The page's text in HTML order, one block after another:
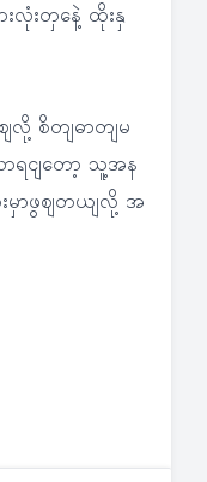
းလုံးတှနေဲ့ ထိုးနှ
လို့ စိတျဓာတျမ
ရငျတော့ သူ့အန
းမှာဖွဈတယျလို့ အ